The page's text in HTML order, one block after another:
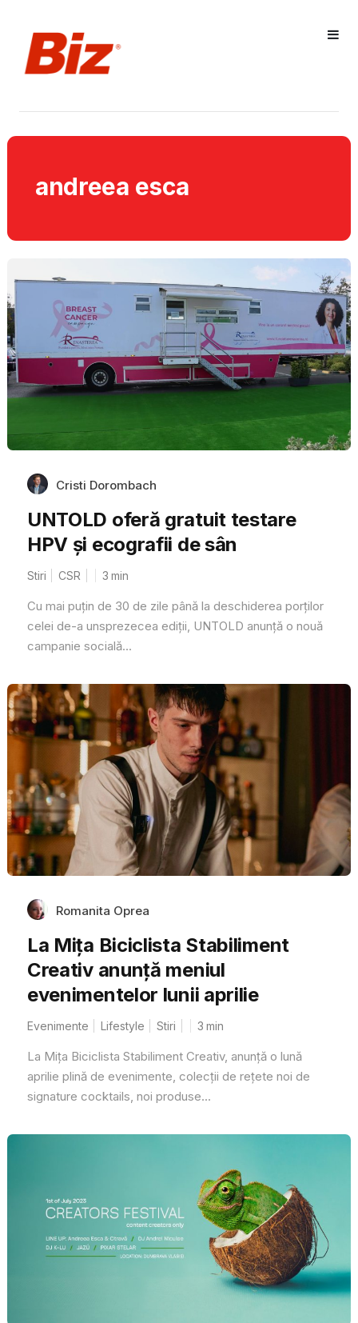
andreea esca
Cristi Dorombach
UNTOLD oferă gratuit testare
HPV și ecografii de sân
Stiri CSR 3 min
Cu mai puțin de 30 de zile până la deschiderea porților
celei de-a unsprezecea ediții, UNTOLD anunță o nouă
campanie socială...
Romanita Oprea
La Mița Biciclista Stabiliment
Creativ anunță meniul
evenimentelor lunii aprilie
Evenimente Lifestyle Stiri 3 min
La Mița Biciclista Stabiliment Creativ, anunță o lună
aprilie plină de evenimente, colecții de rețete noi de
signature cocktails, noi produse...